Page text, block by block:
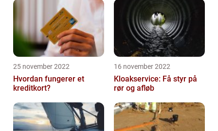
25 november 2022
Hvordan fungerer et
kreditkort?
16 november 2022
Kloakservice: Få styr på
rør og afløb